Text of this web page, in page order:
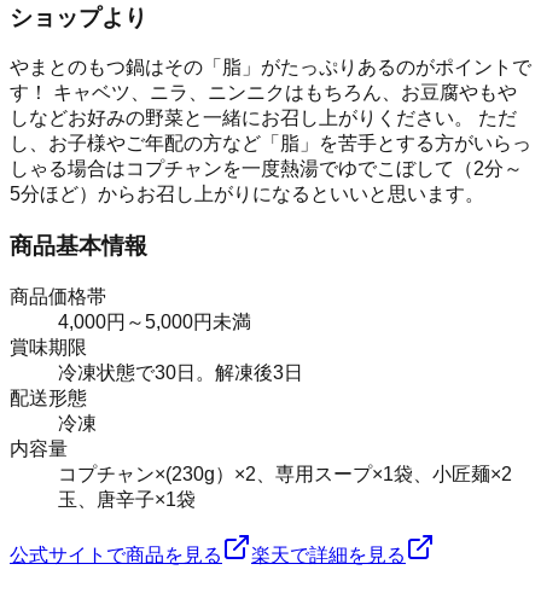
ショップより
やまとのもつ鍋はその「脂」がたっぷりあるのがポイントで
す！ キャベツ、ニラ、ニンニクはもちろん、お豆腐やもや
しなどお好みの野菜と一緒にお召し上がりください。 ただ
し、お子様やご年配の方など「脂」を苦手とする方がいらっ
しゃる場合はコプチャンを一度熱湯でゆでこぼして（2分～
5分ほど）からお召し上がりになるといいと思います。
商品基本情報
商品価格帯
4,000円～5,000円未満
賞味期限
冷凍状態で30日。解凍後3日
配送形態
冷凍
内容量
コプチャン×(230g）×2、専用スープ×1袋、小匠麺×2
玉、唐辛子×1袋
公式サイトで商品を見る 楽天で詳細を見る